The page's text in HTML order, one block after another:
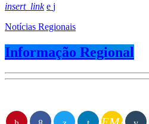
insert_link
Notícias Regionais
Informação Regional